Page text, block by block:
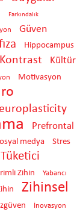
Farkındalık
Güven
Hippocampus
Kontrast Kültür
Motivasyon
Prefrontal
medya Stres
Tüketici
Zihin Yabancı
Zihinsel
İnovasyon